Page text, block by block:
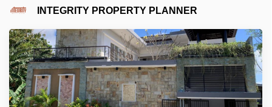
INTEGRITY PROPERTY PLANNER